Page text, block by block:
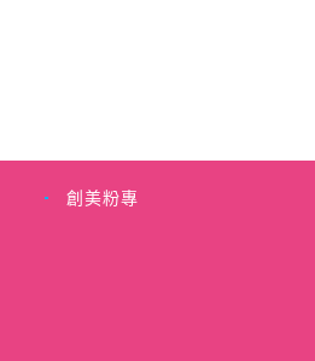
創美粉專